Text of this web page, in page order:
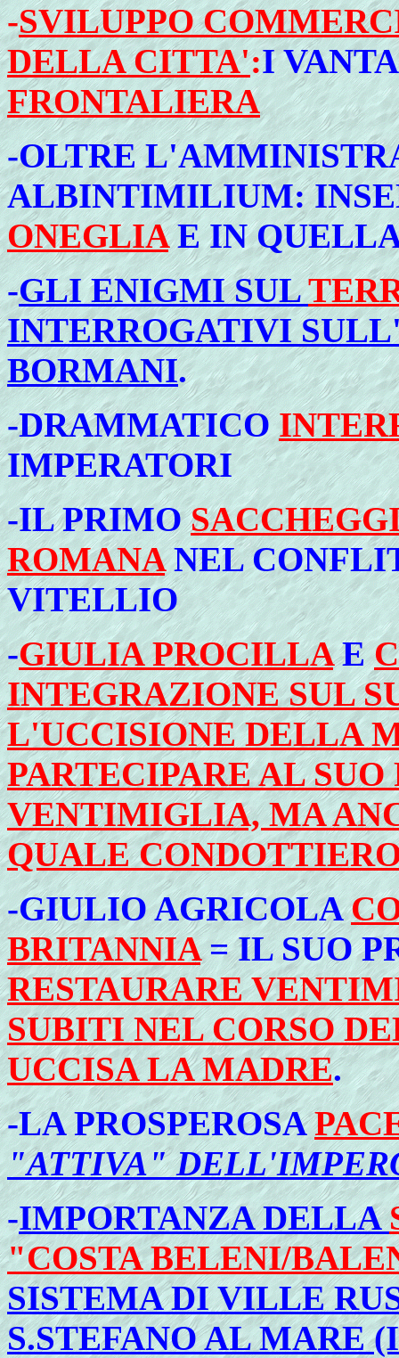
-SVILUPPO
DELLA CITTA':I
FRONTALIERA
-OLTRE
ALBINTIMILIUM:
ONEGLIAE IN
-GLI ENIGMI SUL
INTERROGATIVI
BORMANI.
-DRAMMATICO
IMPERATORI
-IL PRIMO
ROMANANEL
VITELLIO
-GIULIA PROCILLAE
INTEGRAZIONE SUL
L'UCCISIONE DELLA
PARTECIPARE AL
VENTIMIGLIA, MA
QUALE
-GIULIO AGRICOLA
BRITANNIA= IL SUO
RESTAURARE
SUBITI NEL CORSO
UCCISA LA MADRE.
-LA PROSPEROSA
"ATTIVA"
-IMPORTANZA DELLA
"COSTA BELENI/
SISTEMA DI VILLE
S.STEFANO AL MARE